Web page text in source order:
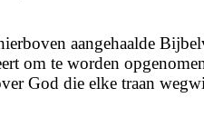
aangehaalde
om te worden
God die elke traan